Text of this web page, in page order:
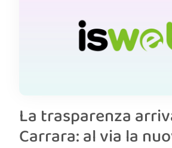
La trasparenza
Carrara: al via la